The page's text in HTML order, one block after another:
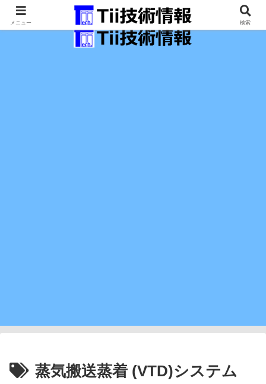
最新の科学技術の情報インフラ。
蒸気搬送蒸着 (VTD)システム
メニュー 検索